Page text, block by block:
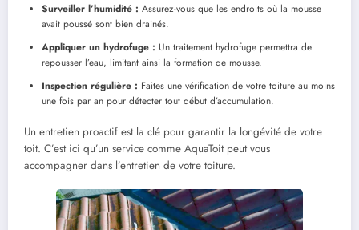
Surveiller l’humidité : Assurez-vous que les endroits où la mousse
avait poussé sont bien drainés.
Appliquer un hydrofuge : Un traitement hydrofuge permettra de
repousser l’eau, limitant ainsi la formation de mousse.
Inspection régulière : Faites une vérification de votre toiture au moins
une fois par an pour détecter tout début d’accumulation.
Un entretien proactif est la clé pour garantir la longévité de votre
toit. C’est ici qu’un service comme AquaToit peut vous
accompagner dans l’entretien de votre toiture.